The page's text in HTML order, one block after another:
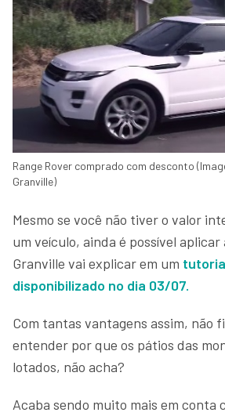
Range Rover comprado com desconto
Granville)
Mesmo se você não tiver o valor
um veículo, ainda é possível
Granville vai explicar em um
disponibilizado no dia 03/07.
Com tantas vantagens assim, não
entender por que os pátios das
lotados, não acha?
Acaba sendo muito mais em conta